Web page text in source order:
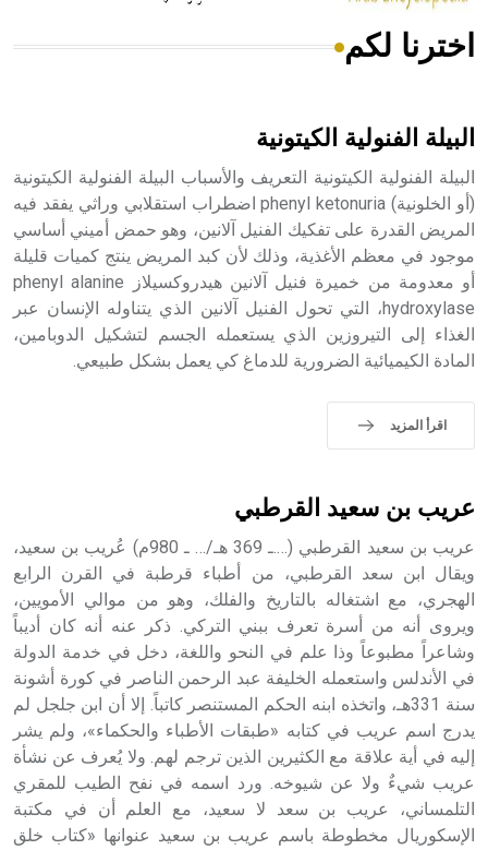
هل تعلم أن الأبسيد كلمة فرنسية اللفظ تم اعتمادها مصطلحاً
- هل تعلم أن أبجر Abgar اسم معروف جيداً يعود إلى عدد من
الملوك الذين حكموا مدينة إديسا (الرها) من أبجر الأول وحتى
التاسع، وهم ينتسبون إلى أسرة أوسروين
sign تكتب منفصلة غير متصلة، وتعتمد المبدأ الأكوروفوني،
اخترنا لكم
البيلة الفنولية الكيتونية
البيلة الفنولية الكيتونية التعريف والأسباب البيلة الفنولية الكيتونية
(أو الخلونية) phenyl ketonuria اضطراب استقلابي وراثي يفقد فيه
المريض القدرة على تفكيك الفنيل آلانين، وهو حمض أميني أساسي
موجود في معظم الأغذية، وذلك لأن كبد المريض ينتج كميات قليلة
أو معدومة من خميرة فنيل آلانين هيدروكسيلاز phenyl alanine
hydroxylase، التي تحول الفنيل آلانين الذي يتناوله الإنسان عبر
الغذاء إلى التيروزين الذي يستعمله الجسم لتشكيل الدوبامين،
المادة الكيميائية الضرورية للدماغ كي يعمل بشكل طبيعي.
اقرأ المزيد
عريب بن سعيد القرطبي
عريب بن سعيد القرطبي (….ـ 369 هـ/… ـ 980م) عُريب بن سعيد،
ويقال ابن سعد القرطبي، من أطباء قرطبة في القرن الرابع
الهجري، مع اشتغاله بالتاريخ والفلك، وهو من موالي الأمويين،
ويروى أنه من أسرة تعرف ببني التركي. ذكر عنه أنه كان أديباً
وشاعراً مطبوعاً وذا علم في النحو واللغة، دخل في خدمة الدولة
في الأندلس واستعمله الخليفة عبد الرحمن الناصر في كورة أشونة
سنة 331هـ، واتخذه ابنه الحكم المستنصر كاتباً. إلا أن ابن جلجل لم
يدرج اسم عريب في كتابه «طبقات الأطباء والحكماء»، ولم يشر
إليه في أية علاقة مع الكثيرين الذين ترجم لهم. ولا يُعرف عن نشأة
عريب شيءٌ ولا عن شيوخه. ورد اسمه في نفح الطيب للمقري
التلمساني، عريب بن سعد لا سعيد، مع العلم أن في مكتبة
الإسكوريال مخطوطة باسم عريب بن سعيد عنوانها «كتاب خلق